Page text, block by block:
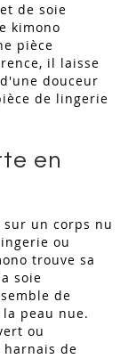
de soie
kimono
pièce
il laisse
douceur
de lingerie
en
un corps nu
ou
trouve sa
soie
de
peau nue.
ou
de